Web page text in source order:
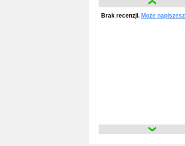
Brak recenzji. Może